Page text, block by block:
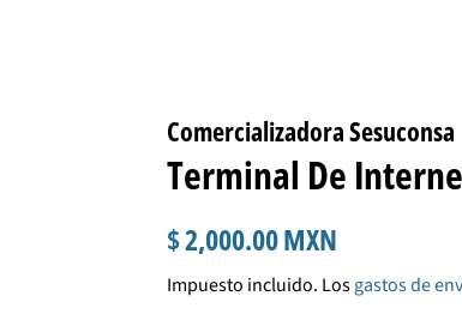
Comercializadora Sesuconsa
Terminal De
Precio
$ 2,000.00 MXN
venta
Impuesto incluido. Losgastos de